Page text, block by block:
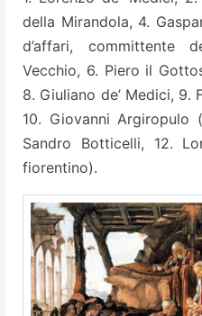
della Mirandola, 4.
d’affari, committente
Vecchio, 6. Piero il
8. Giuliano de’ Medici,
10. Giovanni Argiropulo
Sandro Botticelli, 12.
fiorentino).